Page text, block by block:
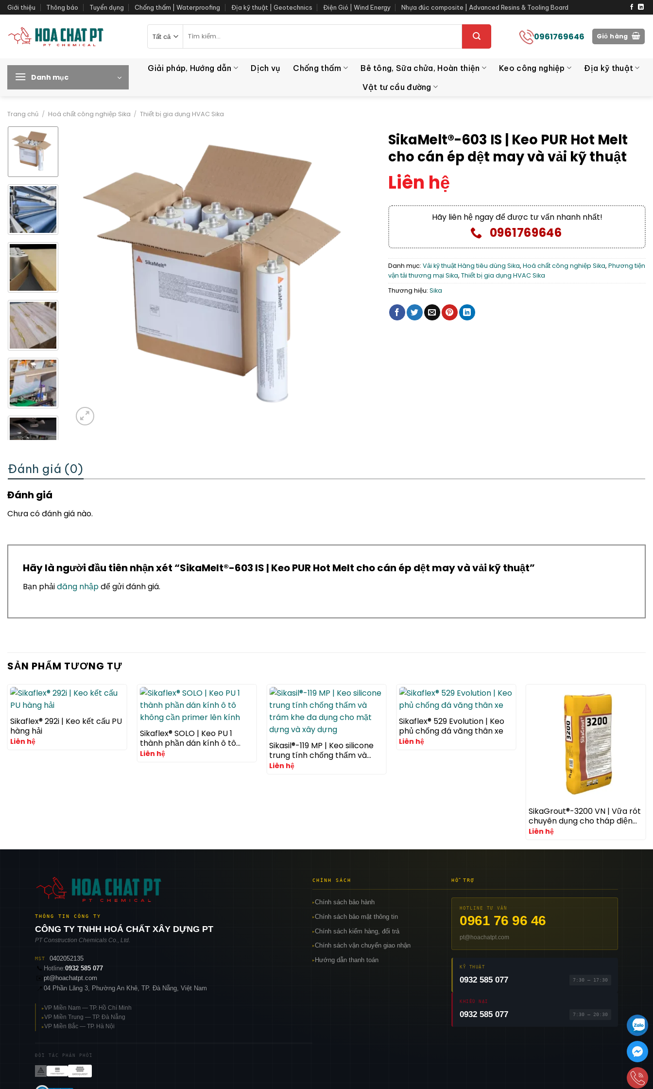
Bỏ
qua
dung
Giới thiệu Thông báo Tuyển dụng Chống thấm | Waterproofing Địa kỹ thuật | Geotechnics Điện Gió | Wind Energy Nhựa đúc composite | Advanced Resins & Tooling Board
kiếm:
0961769646 Giỏ hàng
Danh mục
Giải pháp, Hướng dẫn Dịch vụ Chống thấm Bê tông, Sữa chửa, Hoàn thiện Keo công nghiệp
Địa kỹ thuật
Vật tư cầu đường
Trang chủ / Hoá chất công nghiệp Sika / Thiết bị gia dụng HVAC Sika
SikaMelt®-603 IS | Keo PUR Hot Melt
cho cán ép dệt may và vải kỹ thuật
Liên hệ
Hãy liên hệ ngay để được tư vấn nhanh nhất!
0961769646
Danh mục: Vải kỹ thuật Hàng tiêu dùng Sika, Hoá chất công nghiệp Sika, Phương tiện
vận tải thương mại Sika, Thiết bị gia dụng HVAC Sika
Thương hiệu: Sika
Đánh giá (0)
Đánh giá
Chưa có đánh giá nào.
Hãy là người đầu tiên nhận xét “SikaMelt®-603 IS | Keo PUR Hot Melt cho cán ép dệt may và vải kỹ thuật”
Bạn phảiđăng nhậpđể gửi đánh giá.
SẢN PHẨM TƯƠNG TỰ
Sikaflex® 292i | Keo kết cấu PU
hàng hải
Liên hệ
Sikaflex® SOLO | Keo PU 1
thành phần dán kính ô tô
không cần primer lên kính
Liên hệ
Sikasil®-119 MP | Keo silicone
trung tính chống thấm và
trám khe đa dụng cho mặt
Liên hệ
Sikaflex® 529 Evolution | Keo
phủ chống đá văng thân xe
Liên hệ
SikaGrout®-3200 VN | Vữa rót
chuyên dụng cho tháp điện
gió với khả năng kháng mỏi
Liên hệ
THÔNG TIN CÔNG TY
CÔNG TY TNHH HOÁ CHẤT XÂY DỰNG PT
PT Construction Chemicals Co., Ltd.
MST
0402052135
📞 Hotline:0932 585 077
✉️
pt@hoachatpt.com
04 Phần Lăng 3, Phường An Khê, TP. Đà Nẵng, Việt Nam
▸VP Miền Nam — TP. Hồ Chí Minh
▸VP Miền Trung — TP. Đà Nẵng
▸VP Miền Bắc — TP. Hà Nội
ĐỐI TÁC PHÂN PHỐI
CHÍNH SÁCH
▸Chính sách bảo hành
▸Chính sách bảo mật thông tin
▸Chính sách kiểm hàng, đổi trả
▸Chính sách vận chuyển giao nhận
▸ Hướng dẫn thanh toán
HỖ TRỢ
HOTLINE TƯ VẤN
0961 76 96 46
pt@hoachatpt.com
KỸ THUẬT
0932 585 077 7:30 – 17:30
KHIẾU NẠI
0932 585 077 7:30 – 20:30